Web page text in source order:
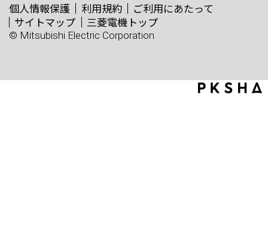
個人情報保護 利用規約
ご利用にあたって
サイトマップ
三菱電機トップ
© Mitsubishi Electric Corporation